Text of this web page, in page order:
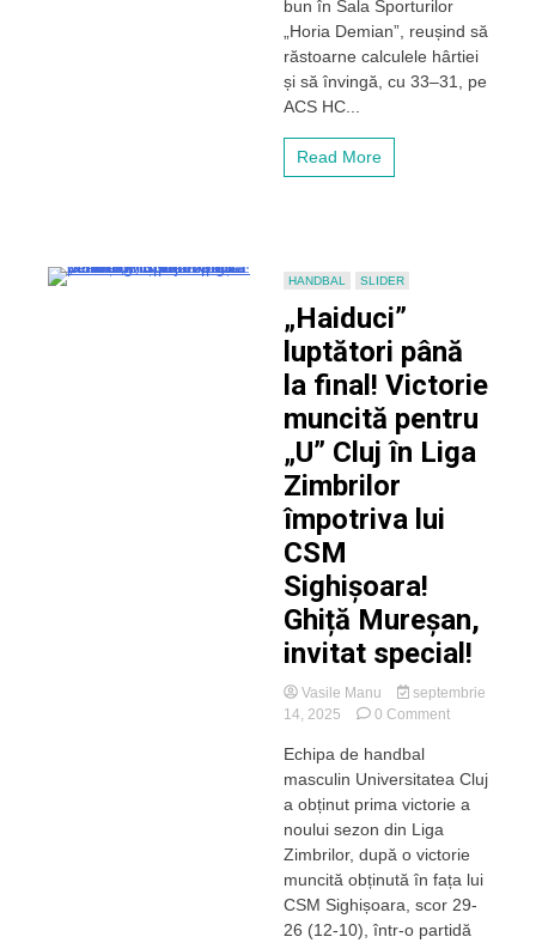
„U”
Cluj
încheie
anul
Buzău
bun în Sala Sporturilor
„Horia Demian”, reușind să
răstoarne calculele hârtiei
și să învingă, cu 33–31, pe
ACS HC...
Read More
HANDBAL SLIDER
„Haiduci”
luptători până
la final! Victorie
muncită pentru
„U” Cluj în Liga
Zimbrilor
împotriva lui
CSM
Sighișoara!
Ghiță Mureșan,
invitat special!
Vasile Manu
septembrie
14, 2025
0 Commenton
până
la
muncită
pentru
„U”
Cluj
Echipa de handbal
masculin Universitatea Cluj
a obținut prima victorie a
noului sezon din Liga
Zimbrilor, după o victorie
muncită obținută în fața lui
CSM Sighișoara, scor 29-
26 (12-10), într-o partidă